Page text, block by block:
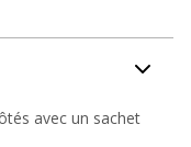
avec un sachet